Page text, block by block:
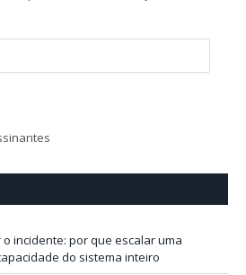
incidente: por que escalar uma
do sistema inteiro